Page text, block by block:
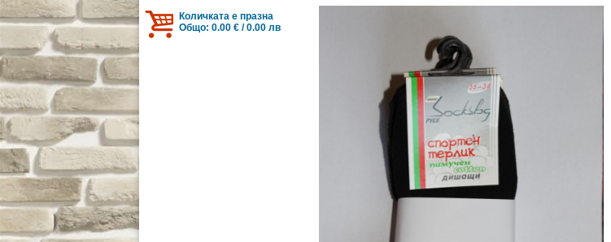
Количката е празна
Общо: 0.00 € / 0.00 лв